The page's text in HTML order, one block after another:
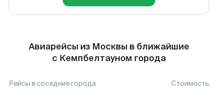
Авиарейсы из Москвы в ближайшие
с Кемпбелтауном города
Рейсы в соседние города Стоимость